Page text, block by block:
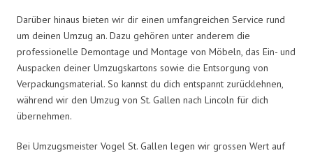
Darüber hinaus bieten wir dir einen umfangreichen Service rund
um deinen Umzug an. Dazu gehören unter anderem die
professionelle Demontage und Montage von Möbeln, das Ein- und
Auspacken deiner Umzugskartons sowie die Entsorgung von
Verpackungsmaterial. So kannst du dich entspannt zurücklehnen,
während wir den Umzug von St. Gallen nach Lincoln für dich
übernehmen.
Bei Umzugsmeister Vogel St. Gallen legen wir grossen Wert auf